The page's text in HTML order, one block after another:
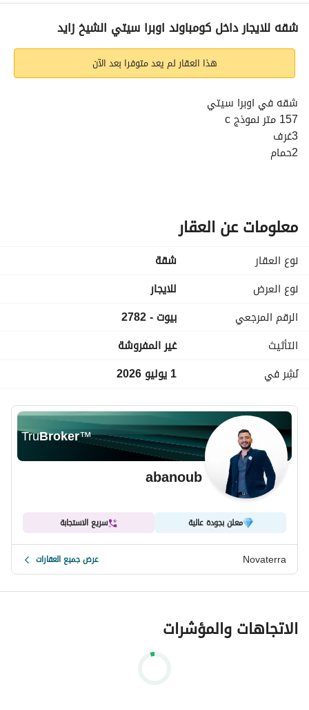
الاماكن القريبة
شقه للايجار داخل كومباوند اوبرا سيتي الشيخ زايد
هذا العقار لم يعد متوفرا بعد الآن
شقه في اوبرا سيتي
157 متر نموذج c
3غرف
2حمام
تشطيب سوبر لوكس
الدور الثالث فوق الارضي بدون اسانسير
الريسبشن فيو واجهه
و الغرف فيو جاردن بحري
المطلوب 17 الف
معلومات عن العقار
نوع العقار
شقة
نوع العرض
للايجار
الرقم المرجعي
بيوت - 2782
التأثيث
غير المفروشة
نُشِر في
1 يوليو 2026
TruBroker™
abanoub
معلن بجودة عالية سريع الاستجابة
Novaterra عرض جميع العقارات
الاتجاهات والمؤشرات